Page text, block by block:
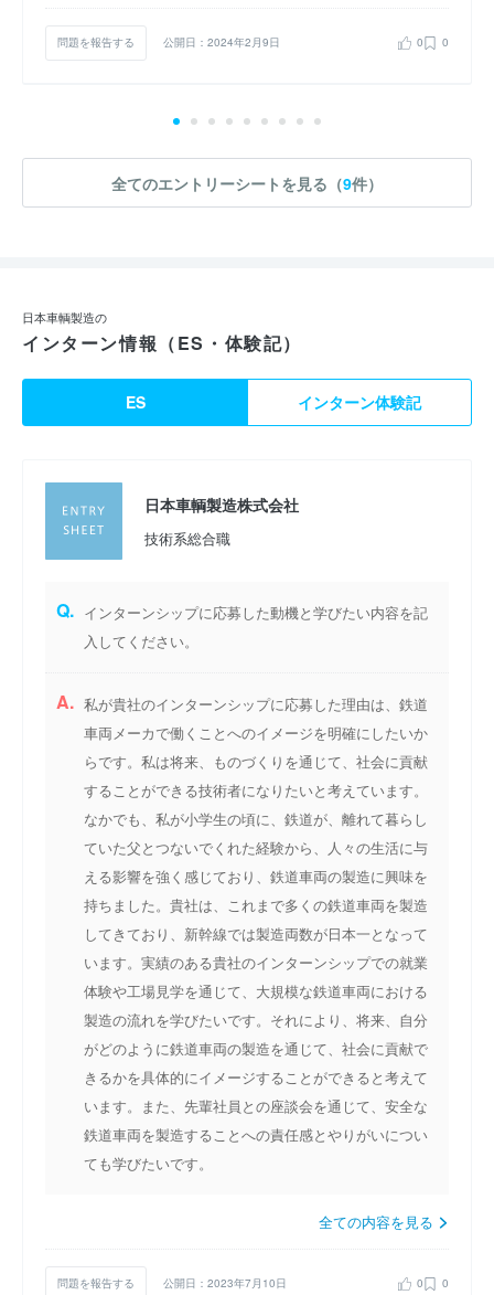
問題を報告する 公開日：2024年2月9日 0 0
全てのエントリーシートを見る（9件）
日本車輌製造の
インターン情報（ES・体験記）
ES インターン体験記
日本車輌製造株式会社
技術系総合職
Q. インターンシップに応募した動機と学びたい内容を記
入してください。
A. 私が貴社のインターンシップに応募した理由は、鉄道
車両メーカで働くことへのイメージを明確にしたいか
らです。私は将来、ものづくりを通じて、社会に貢献
することができる技術者になりたいと考えています。
なかでも、私が小学生の頃に、鉄道が、離れて暮らし
ていた父とつないでくれた経験から、人々の生活に与
える影響を強く感じており、鉄道車両の製造に興味を
持ちました。貴社は、これまで多くの鉄道車両を製造
してきており、新幹線では製造両数が日本一となって
います。実績のある貴社のインターンシップでの就業
体験や工場見学を通じて、大規模な鉄道車両における
製造の流れを学びたいです。それにより、将来、自分
がどのように鉄道車両の製造を通じて、社会に貢献で
きるかを具体的にイメージすることができると考えて
います。また、先輩社員との座談会を通じて、安全な
鉄道車両を製造することへの責任感とやりがいについ
ても学びたいです。
全ての内容を見る
問題を報告する 公開日：2023年7月10日 0 0